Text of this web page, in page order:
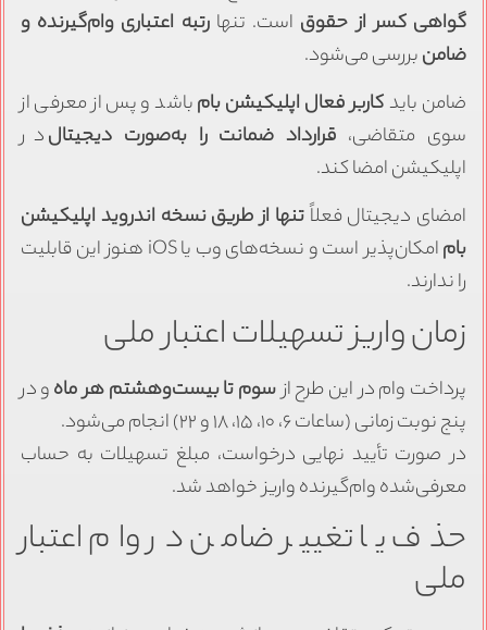
گواهی کسر از حقوقاست. تنها رتبه اعتباری وام‌گیرنده و
ضامنبررسی می‌شود.
ضامن بایدکاربر فعال اپلیکیشن بامباشد و پس از معرفی از
سوی متقاضی، قرارداد ضمانت را به‌صورت دیجیتالدر
اپلیکیشن امضا کند.
امضای دیجیتال فعلاً تنها از طریق نسخه اندروید اپلیکیشن
بام
امکان‌پذیر است و نسخه‌های وب یا iOS هنوز این قابلیت
را ندارند.
زمان واریز تسهیلات اعتبار ملی
پرداخت وام در این طرح ازسوم تا بیست‌وهشتم هر ماهو در
پنج نوبت زمانی (ساعات ۶، ۱۰، ۱۵، ۱۸ و ۲۲) انجام می‌شود.
در صورت تأیید نهایی درخواست، مبلغ تسهیلات به حساب
معرفی‌شده وام‌گیرنده واریز خواهد شد.
حذف یا تغییر ضامن در وام اعتبار
ملی